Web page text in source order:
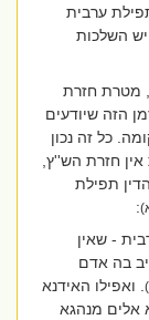
ערבית
השלכות
חזרת
שיודעים
כל זה נכון
חזרת הש''ץ,
תפילת
- שאין
בה אדם
האידנא
מנהגא